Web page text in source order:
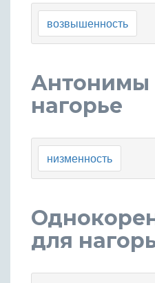
возвышенность
Антонимы
нагорье
низменность
для